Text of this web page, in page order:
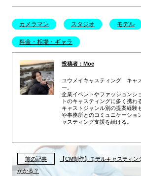
カメラマン スタジオ モデル
料金・相場・ギャラ
投稿者：Moe
ユウメイキャスティング キャ
ー。
企業イベントやファッションシ
トのキャスティングに多く携わ
キャストジャンル別の提案経験
や事務所とのコミュニケーショ
ャスティング支援を続ける。
前の記事
【CM制作】モデルキャスティ
かかる？